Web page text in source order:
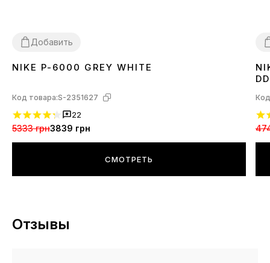
Добавить
3637 38 3940 41 4243
NIKE P-6000 GREY WHITE
Код товара:S-2351627
22
5333 грн3839 грн
СМОТРЕТЬ
Отзывы